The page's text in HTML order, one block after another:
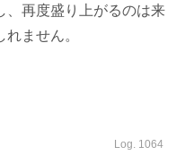
、再度盛り上がるのは来
ません。
Log. 1064